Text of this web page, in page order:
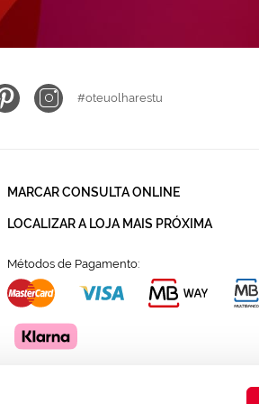
#oteuolharestu
MARCAR CONSULTA ONLINE
LOCALIZAR A LOJA MAIS PRÓXIMA
Métodos de Pagamento: